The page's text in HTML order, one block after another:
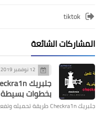
tiktok
المشاركات الشائعة
12 نوفمبر 2019
بخطوات بسيطة
جلبريك Checkra1n طريقة تحميله وتفعيله بخطوات بسيطة جلبريك Checkra1n